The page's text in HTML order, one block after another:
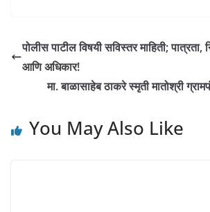
पोलीस पाटील विषयी सविस्तर माहिती; पात्रता,
आणि अधिकार!
मा. बाळासाहेब ठाकरे स्मृती मातोश्री
You May Also Like